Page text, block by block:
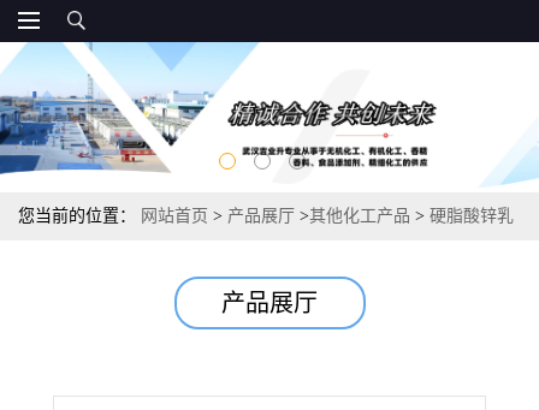
您当前的位置： 网站首页 > 产品展厅 >其他化工产品 > 硬脂酸锌乳
产品展厅